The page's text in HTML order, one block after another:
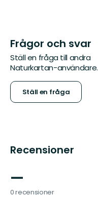
Frågor och svar
Ställ en fråga till andra
Naturkartan-användare.
Ställ en fråga
Recensioner
—
0 recensioner